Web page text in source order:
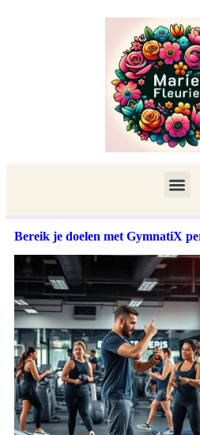
Bereik je doelen met GymnatiX